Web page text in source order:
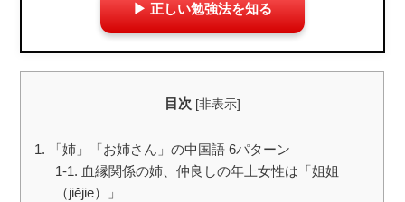
▶ 正しい勉強法を知る
目次 [非表示]
1. 「姉」「お姉さん」の中国語 6パターン
1-1. 血縁関係の姉、仲良しの年上女性は「姐姐
（jiějie）」